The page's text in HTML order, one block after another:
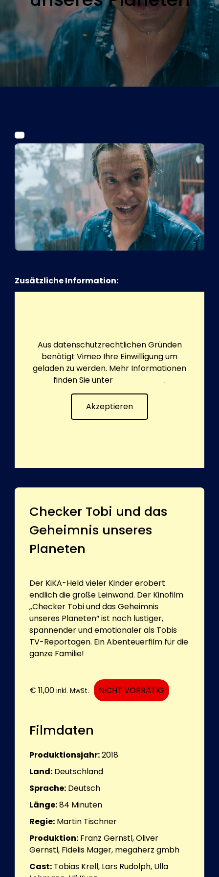
Tickets
Kurier Romy 2026
Zusätzliche Information:
Aus datenschutzrechtlichen Gründen
benötigt Vimeo Ihre Einwilligung um
geladen zu werden. Mehr Informationen
finden Sie unter
.
Akzeptieren
Checker Tobi und das
Geheimnis unseres
Planeten
Der KiKA-Held vieler Kinder erobert
endlich die große Leinwand. Der Kinofilm
„Checker Tobi und das Geheimnis
unseres Planeten“ ist noch lustiger,
spannender und emotionaler als Tobis
TV-Reportagen. Ein Abenteuerfilm für die
ganze Familie!
€ 11,00 inkl. MwSt. NICHT VORRÄTIG
Filmdaten
Produktionsjahr:2018
Land: Deutschland
Sprache: Deutsch
Länge:84 Minuten
Regie: Martin Tischner
Produktion: Franz Gernstl, Oliver
Gernstl, Fidelis Mager, megaherz gmbh
Cast: Tobias Krell, Lars Rudolph, Ulla